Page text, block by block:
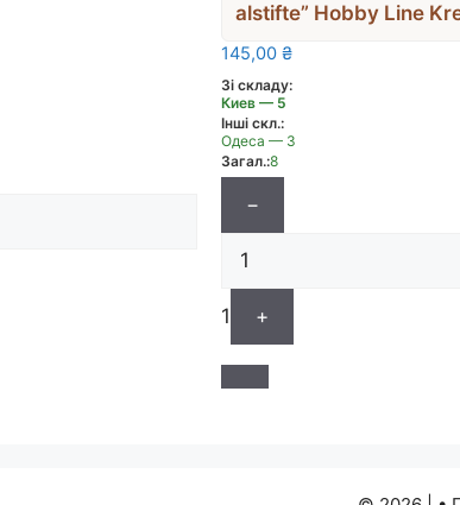
alstifte” Hobby Line
145,00₴
Зі складу:
Киев — 5
Інші скл.:
Одеса — 3
Загал.:8
−
1 +